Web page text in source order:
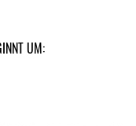
UM: